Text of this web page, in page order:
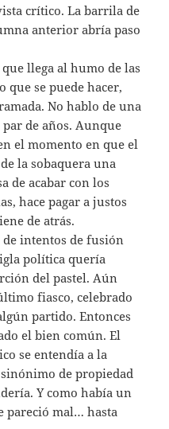
crítico. La barrila de
anterior abría paso
llega al humo de las
que se puede hacer,
No hablo de una
de años. Aunque
el momento en que el
la sobaquera una
de acabar con los
hace pagar a justos
de atrás.
de intentos de fusión
política quería
del pastel. Aún
fiasco, celebrado
partido. Entonces
el bien común. El
se entendía a la
de propiedad
Y como había un
pareció mal… hasta